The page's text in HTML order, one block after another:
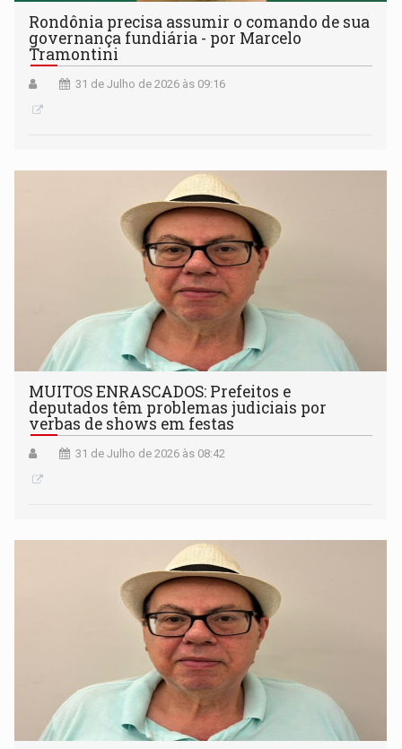
Rondônia precisa assumir o comando de sua
governança fundiária - por Marcelo
Tramontini
31 de Julho de 2026 às 09:16
MUITOS ENRASCADOS: Prefeitos e
deputados têm problemas judiciais por
verbas de shows em festas
31 de Julho de 2026 às 08:42